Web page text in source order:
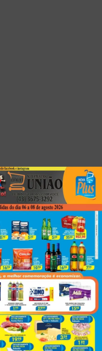
Next
Luto No SAMU: Socorrista Morre E Comove Colegas Em Maringá